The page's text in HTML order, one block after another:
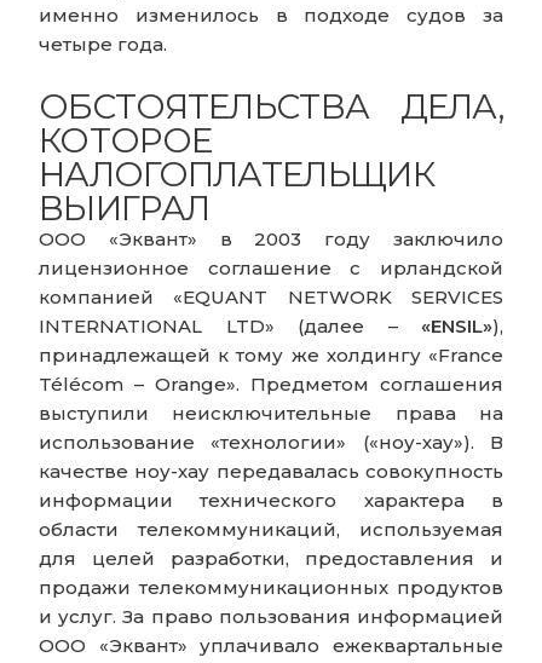
именно изменилось в подходе судов за
четыре года.
ОБСТОЯТЕЛЬСТВА ДЕЛА,
КОТОРОЕ
НАЛОГОПЛАТЕЛЬЩИК
ВЫИГРАЛ
ООО «Эквант» в 2003 году заключило
лицензионное соглашение с ирландской
компанией «EQUANT NETWORK SERVICES
INTERNATIONAL LTD» (далее – «ENSIL»),
принадлежащей к тому же холдингу «France
Télécom – Orange». Предметом соглашения
выступили неисключительные права на
использование «технологии» («ноу-хау»). В
качестве ноу-хау передавалась совокупность
информации технического характера в
области телекоммуникаций, используемая
для целей разработки, предоставления и
продажи телекоммуникационных продуктов
и услуг. За право пользования информацией
ООО «Эквант» уплачивало ежеквартальные